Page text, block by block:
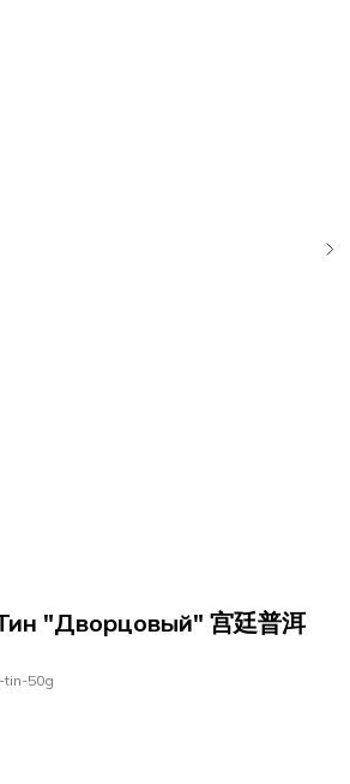
"Дворцовый" 宫廷普洱
tin-50g